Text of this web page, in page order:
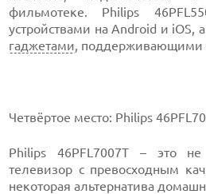
фильмотеке. Philips
устройствами на Android и iOS,
гаджетами, поддерживающими
Четвёртое место: Philips
Philips 46PFL7007T – это
телевизор с превосходным
некоторая альтернатива